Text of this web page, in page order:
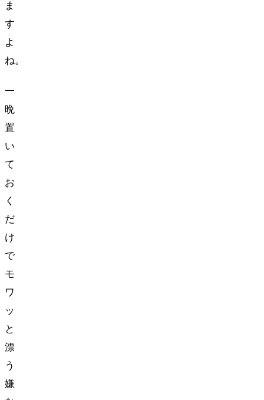
ま
す
よ
ね。
一
晩
置
い
て
お
く
だ
け
で
モ
ワ
ッ
と
漂
う
嫌